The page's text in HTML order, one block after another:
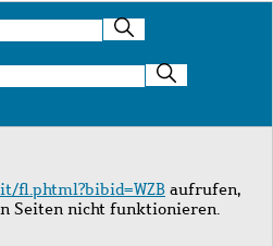
fl.phtml?bibid=WZB aufrufen,
Seiten nicht funktionieren.